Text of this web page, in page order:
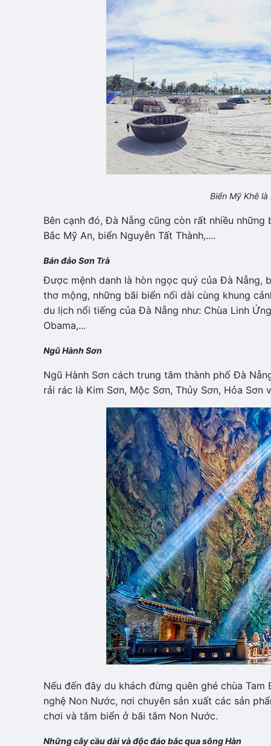
Biển Mỹ Khê
Bên cạnh đó, Đà Nẵng cũng còn rất nhiều
Bắc Mỹ An, biển Nguyễn Tất Thành,....
Bán đảo Sơn Trà
Được mệnh danh là hòn ngọc quý của Đà Nẵng,
thơ mộng, những bãi biển nối dài cùng khung
du lịch nổi tiếng của Đà Nẵng như: Chùa Linh
Obama,...
Ngũ Hành Sơn
Ngũ Hành Sơn cách trung tâm thành phố Đà
rải rác là Kim Sơn, Mộc Sơn, Thủy Sơn, Hỏa Sơn
Nếu đến đây du khách đừng quên ghé chùa
nghệ Non Nước, nơi chuyên sản xuất các sản
chơi và tắm biển ở bãi tắm Non Nước.
Những cây cầu dài và độc đáo bắc qua sông Hàn